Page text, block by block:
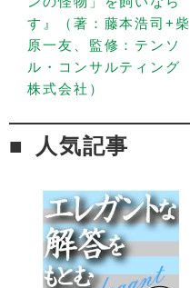
す』（著：藤本浩司+柴
原一友、監修：テンソ
ル・コンサルティング
株式会社）
人気記事